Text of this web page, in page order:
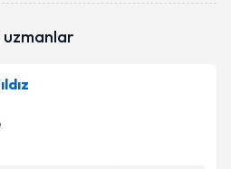
uzmandan randevu almanız
uzmanlar